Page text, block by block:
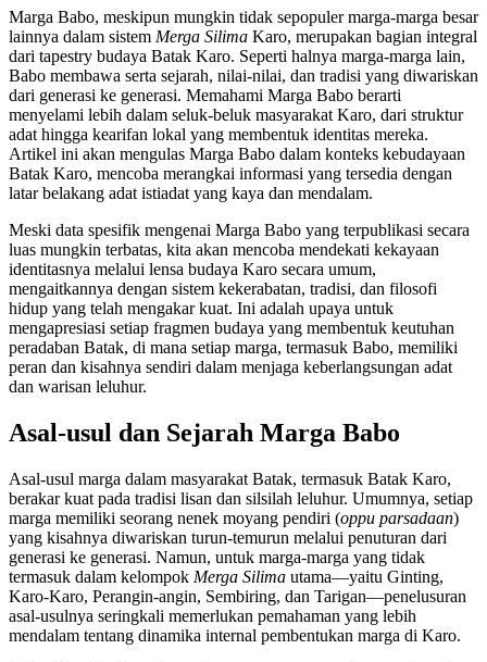
Marga Babo, meskipun mungkin tidak sepopuler marga-marga besar
lainnya dalam sistem Merga Silima Karo, merupakan bagian integral
dari tapestry budaya Batak Karo. Seperti halnya marga-marga lain,
Babo membawa serta sejarah, nilai-nilai, dan tradisi yang diwariskan
dari generasi ke generasi. Memahami Marga Babo berarti
menyelami lebih dalam seluk-beluk masyarakat Karo, dari struktur
adat hingga kearifan lokal yang membentuk identitas mereka.
Artikel ini akan mengulas Marga Babo dalam konteks kebudayaan
Batak Karo, mencoba merangkai informasi yang tersedia dengan
latar belakang adat istiadat yang kaya dan mendalam.
Meski data spesifik mengenai Marga Babo yang terpublikasi secara
luas mungkin terbatas, kita akan mencoba mendekati kekayaan
identitasnya melalui lensa budaya Karo secara umum,
mengaitkannya dengan sistem kekerabatan, tradisi, dan filosofi
hidup yang telah mengakar kuat. Ini adalah upaya untuk
mengapresiasi setiap fragmen budaya yang membentuk keutuhan
peradaban Batak, di mana setiap marga, termasuk Babo, memiliki
peran dan kisahnya sendiri dalam menjaga keberlangsungan adat
dan warisan leluhur.
Asal-usul dan Sejarah Marga Babo
Asal-usul marga dalam masyarakat Batak, termasuk Batak Karo,
berakar kuat pada tradisi lisan dan silsilah leluhur. Umumnya, setiap
marga memiliki seorang nenek moyang pendiri (oppu parsadaan)
yang kisahnya diwariskan turun-temurun melalui penuturan dari
generasi ke generasi. Namun, untuk marga-marga yang tidak
termasuk dalam kelompok Merga Silima utama—yaitu Ginting,
Karo-Karo, Perangin-angin, Sembiring, dan Tarigan—penelusuran
asal-usulnya seringkali memerlukan pemahaman yang lebih
mendalam tentang dinamika internal pembentukan marga di Karo.